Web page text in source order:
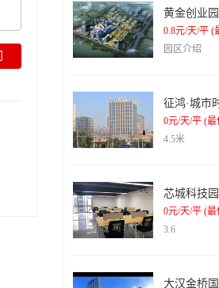
绽。但是细细剖开利润组成，
讯飞净利润最大的增长点，其实
助。 数据显示，科大讯飞
府补助4.45亿元，较2018年同期
增长96.9%，远超净利润的增幅
补助合计2.19亿元，如果加上政
4.45亿元，2019年公司合计政府
益6.63亿元，占净利润的比例约
扣税)。 靠政府补助的净利
元，较去年同期增长51.12%
数据，似乎毫无破绽。但是细细
成，不难发现科大讯飞净利润最
点，其实是政府补助。 数据
讯飞2019年收到政府补助4.45亿
延收益相关的政府补助合计2.19
黄金创业园
0.8元/天/平 (
园区介绍
0元/天/平 (最
4.5米
0元/天/平 (最
3.6